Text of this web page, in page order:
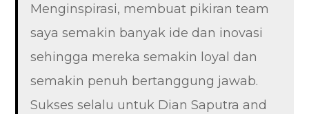
Menginspirasi, membuat pikiran team
saya semakin banyak ide dan inovasi
sehingga mereka semakin loyal dan
semakin penuh bertanggung jawab.
Sukses selalu untuk Dian Saputra and